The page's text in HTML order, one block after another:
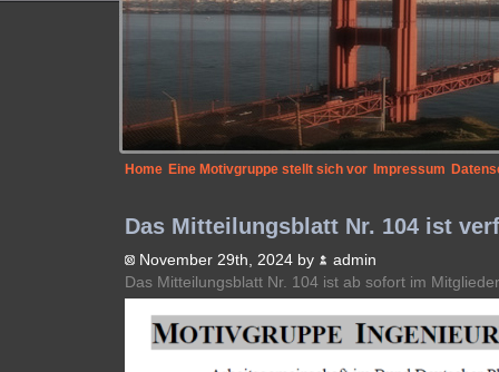
Home Eine Motivgruppe stellt sich vor Impressum
Das Mitteilungsblatt Nr. 104 ist
November 29th, 2024 by
admin
Das Mitteilungsblatt Nr. 104 ist ab sofort im